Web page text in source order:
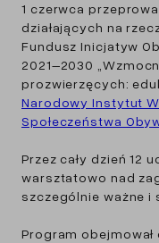
1 czerwca
działających na
Fundusz Inicjatyw
2021–2030
prozwierzęcych:
Narodowy Instytut
Społeczeństwa
Przez cały dzień 12
warsztatowo nad
szczególnie ważne i
Program